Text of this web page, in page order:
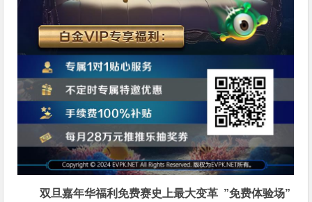
双旦嘉年华福利免费赛史上最大变革 ”免费体验场”